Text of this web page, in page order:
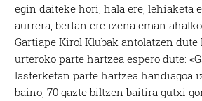
egin daiteke hori; hala ere, lehiaketa
aurrera, bertan ere izena eman
Gartiape Kirol Klubak antolatzen dute
urteroko parte hartzea espero dute:
lasterketan parte hartzea handiagoa
baino, 70 gazte biltzen baitira gutxi